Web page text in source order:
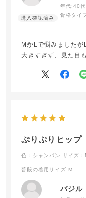
年代:40
骨格タイ
MかLで悩みましたが
大きすぎず、見た目
ぷりぷりヒップ
色：シャンパン サイズ：
普段の着用サイズ:M
バジル